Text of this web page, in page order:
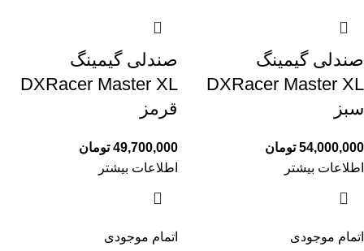
صندلی گیمینگ
DXRacer Master XL
سبز
54,000,000 تومان
اطلاعات بیشتر
صندلی گیمینگ
DXRacer Master XL
قرمز
49,700,000 تومان
اطلاعات بیشتر
اتمام موجودی اتمام موجودی